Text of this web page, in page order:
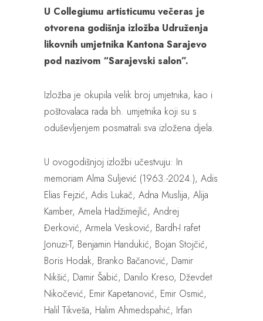
U Collegiumu artisticumu večeras je
otvorena godišnja izložba Udruženja
likovnih umjetnika Kantona Sarajevo
pod nazivom “Sarajevski salon”.
Izložba je okupila velik broj umjetnika, kao i
poštovalaca rada bh. umjetnika koji su s
oduševljenjem posmatrali sva izložena djela.
U ovogodišnjoj izložbi učestvuju: In
memoriam Alma Suljević (1963.-2024.), Adis
Elias Fejzić, Adis Lukač, Adna Muslija, Alija
Kamber, Amela Hadžimejlić, Andrej
Đerković, Armela Vesković, Bardh-I rafet
Jonuzi-T, Benjamin Handukić, Bojan Stojčić,
Boris Hodak, Branko Bačanović, Damir
Nikšić, Damir Šabić, Danilo Kreso, Dževdet
Nikočević, Emir Kapetanović, Emir Osmić,
Halil Tikveša, Halim Ahmedspahić, Irfan